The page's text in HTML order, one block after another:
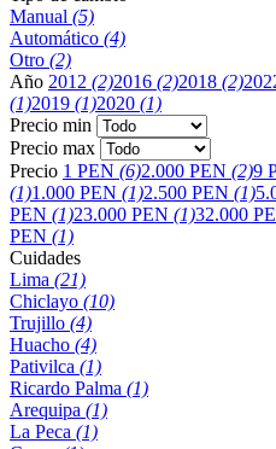
Manual (5)
Automático (4)
Otro (2)
Año 2012 (2)2016 (2)2018 (2)
(1)2019 (1)2020 (1)
Precio min
Precio max
Precio 1 PEN (6)2.000 PEN (2)9
(1)1.000 PEN (1)2.500 PEN (1)
PEN (1)23.000 PEN (1)32.000
PEN (1)
Cuidades
Lima (21)
Chiclayo (10)
Trujillo (4)
Huacho (4)
Pativilca (1)
Ricardo Palma (1)
Arequipa (1)
La Peca (1)